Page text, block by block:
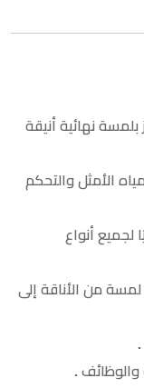
نهائية أنيقة
الأمثل والتحكم
لجميع أنواع
من الأناقة إلى
.
والوظائف .